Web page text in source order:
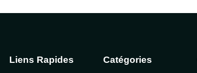
Liens Rapides Catégories